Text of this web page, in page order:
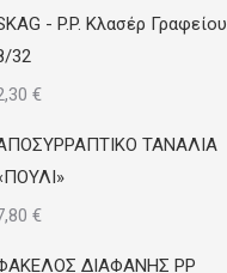
- P.P. Κλασέρ Γραφείου
32
€
ΤΑΝΑΛΙΑ
€
ΔΙΑΦΑΝΗΣ PP